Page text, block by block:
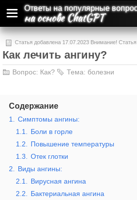
Ответы на популярные
на основе ChatGPT
Статья добавлена 17.07.2023 Внимание!
и может содержать ошибки и неточности.
Как лечить ангину?
Вопрос: Как? Тема: болезни
Содержание
1.
Симптомы ангины:
1.1.
Боли в горле
1.2.
Повышение температуры
1.3.
Отек глотки
2.
Виды ангины:
2.1.
Вирусная ангина
2.2.
Бактериальная ангина